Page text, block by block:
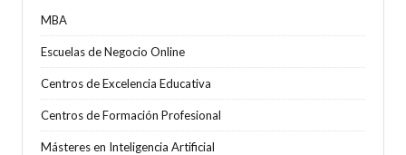
MBA
Escuelas de Negocio Online
Centros de Excelencia Educativa
Centros de Formación Profesional
Másteres en Inteligencia Artificial